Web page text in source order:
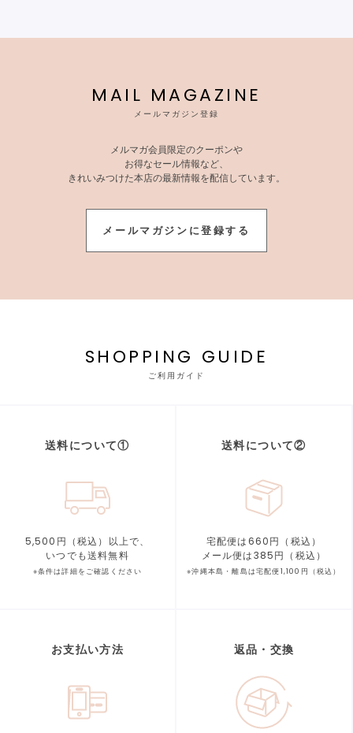
MAIL MAGAZINE
メールマガジン登録
メルマガ会員限定のクーポンや
お得なセール情報など、
きれいみつけた本店の最新情報を配信しています。
メールマガジンに登録する
SHOPPING GUIDE
ご利用ガイド
送料について①
5,500円（税込）以上で、
いつでも送料無料
※条件は詳細をご確認ください
送料について②
宅配便は660円（税込）
メール便は385円（税込）
※沖縄本島・離島は宅配便1,100円（税込）
お支払い方法 返品・交換